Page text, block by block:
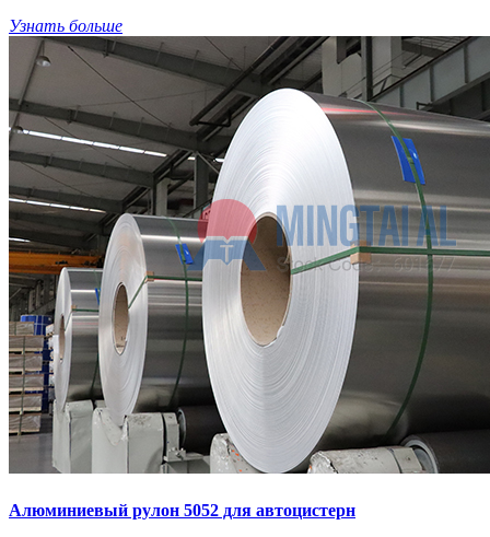
Узнать больше
Алюминиевый рулон 5052 для автоцистерн